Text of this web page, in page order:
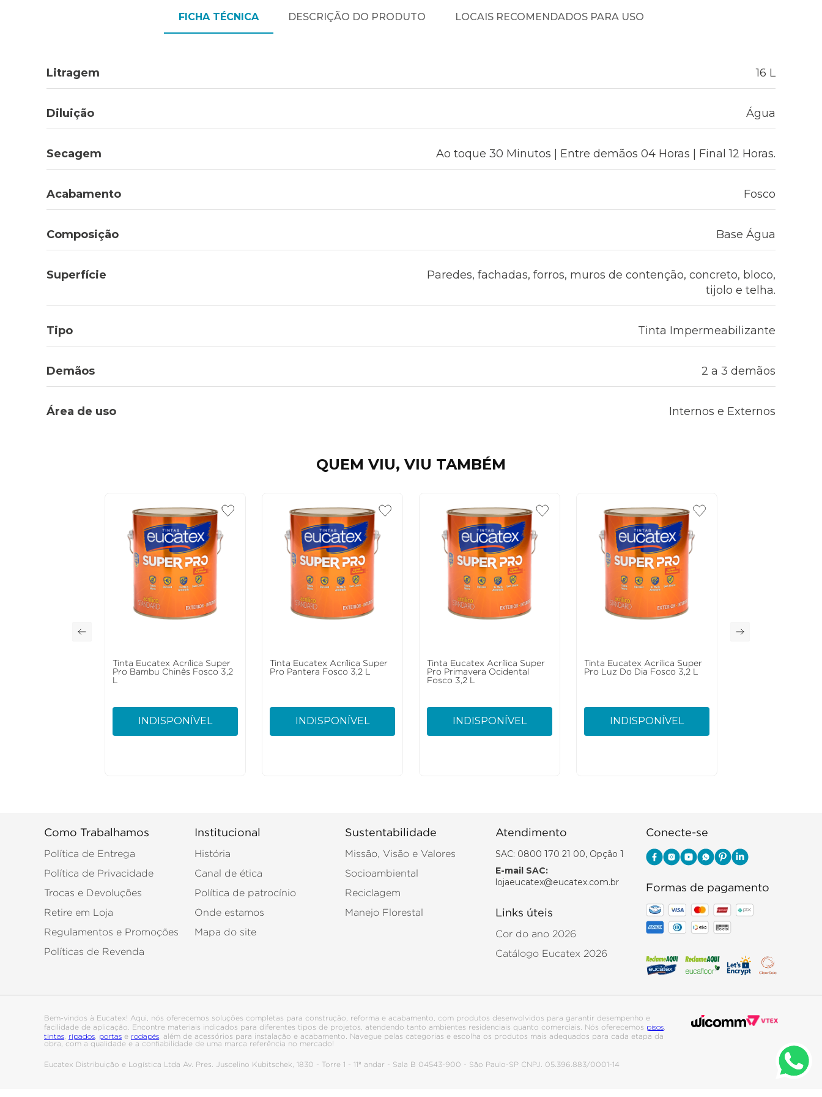
FICHA TÉCNICA DESCRIÇÃO DO PRODUTO LOCAIS RECOMENDADOS PARA USO
Litragem 16 L
Diluição Água
Secagem Ao toque 30 Minutos | Entre demãos 04 Horas | Final 12 Horas.
Acabamento Fosco
Composição Base Água
Superfície
Paredes, fachadas, forros, muros de contenção, concreto, bloco,
tijolo e telha.
Tipo Tinta Impermeabilizante
Demãos 2 a 3 demãos
Área de uso Internos e Externos
QUEM VIU, VIU TAMBÉM
Tinta Eucatex Acrílica Super
Pro Bambu Chinês Fosco 3,2
INDISPONÍVEL
Tinta Eucatex Acrílica Super
Pro Pantera Fosco 3,2 L
INDISPONÍVEL
Tinta Eucatex Acrílica Super
Pro Primavera Ocidental
Fosco 3,2 L
INDISPONÍVEL
Tinta Eucatex Acrílica Super
Pro Luz Do Dia Fosco 3,2 L
INDISPONÍVEL
Como Trabalhamos
Política de Entrega
Política de Privacidade
Trocas e Devoluções
Retire em Loja
Regulamentos e Promoções
Políticas de Revenda
Institucional
História
Canal de ética
Política de patrocínio
Onde estamos
Mapa do site
Sustentabilidade
Missão, Visão e Valores
Socioambiental
Reciclagem
Manejo Florestal
Atendimento
SAC: 0800 170 21 00, Opção 1
E-mail SAC:
lojaeucatex@eucatex.com.br
Links úteis
Cor do ano 2026
Catálogo Eucatex 2026
Conecte-se
Formas de pagamento
Bem-vindos à Eucatex! Aqui, nós oferecemos soluções completas para construção, reforma e acabamento, com produtos desenvolvidos para garantir desempenho e
facilidade de aplicação. Encontre materiais indicados para diferentes tipos de projetos, atendendo tanto ambientes residenciais quanto comerciais. Nós oferecemos pisos
tintas ripados portas e rodapés , além de acessórios para instalação e acabamento. Navegue pelas categorias e escolha os produtos mais adequados para cada etapa da
obra, com a qualidade e a confiabilidade de uma marca referência no mercado!
Eucatex Distribuição e Logística Ltda Av. Pres. Juscelino Kubitschek, 1830 - Torre 1 - 11º andar - Sala B 04543-900 - São Paulo-SP CNPJ. 05.396.883/0001-14